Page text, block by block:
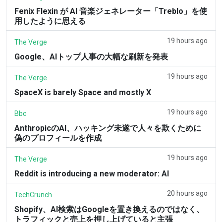
Fenix Flexin が AI 音楽ジェネレーター「Treblo」を使
用したように思える
The Verge 19 hours ago
Google、AIトップ人事の大幅な刷新を発表
The Verge 19 hours ago
SpaceX is barely Space and mostly X
Bbc 19 hours ago
AnthropicのAI、ハッキング未遂で人々を欺くために
偽のプロフィールを作成
The Verge 19 hours ago
Reddit is introducing a new moderator: AI
TechCrunch 20 hours ago
Shopify、AI検索はGoogleを置き換えるのではなく、
トラフィックと売上を押し上げていると主張